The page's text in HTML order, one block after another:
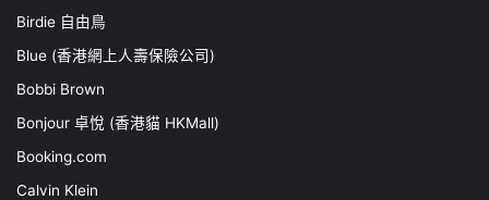
Birdie 自由鳥
Blue (香港網上人壽保險公司)
Bobbi Brown
Bonjour 卓悅 (香港貓 HKMall)
Booking.com
Calvin Klein